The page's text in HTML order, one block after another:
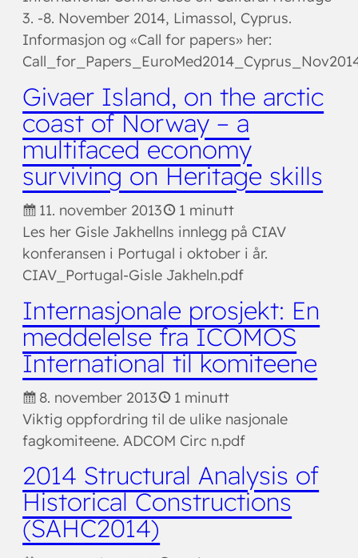
3. -8. November 2014, Limassol, Cyprus.
Informasjon og «Call for papers» her:
Givaer Island, on the arctic
coast of Norway – a
multifaced economy
surviving on Heritage skills
11. november 2013
1 minutt
Les her Gisle Jakhellns innlegg på CIAV
konferansen i Portugal i oktober i år.
CIAV_Portugal-Gisle Jakheln.pdf
Internasjonale prosjekt: En
meddelelse fra ICOMOS
International til komiteene
8. november 2013
1 minutt
Viktig oppfordring til de ulike nasjonale
fagkomiteene. ADCOM Circ n.pdf
2014 Structural Analysis of
Historical Constructions
(SAHC2014)